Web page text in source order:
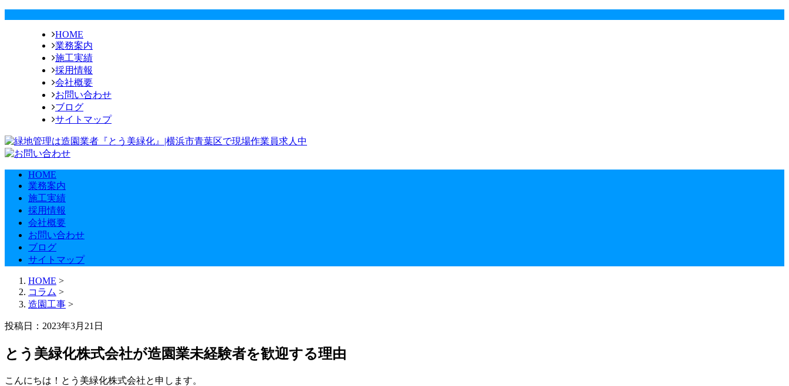
HOME
業務案内
施工実績
採用情報
会社概要
お問い合わせ
ブログ
サイトマップ
HOME
業務案内
施工実績
採用情報
会社概要
お問い合わせ
ブログ
サイトマップ
HOME >
コラム >
造園工事 >
投稿日：2023年3月21日
とう美緑化株式会社が造園業未経験者を歓迎する理由
こんにちは！とう美緑化株式会社と申します。